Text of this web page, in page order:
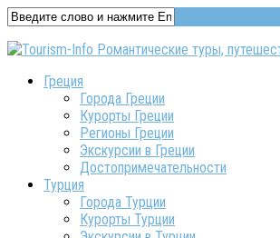
Греция
Города Греции
Курорты Греции
Регионы Греции
Экскурсии в Греции
Достопримечательности
Турция
Города Турции
Курорты Турции